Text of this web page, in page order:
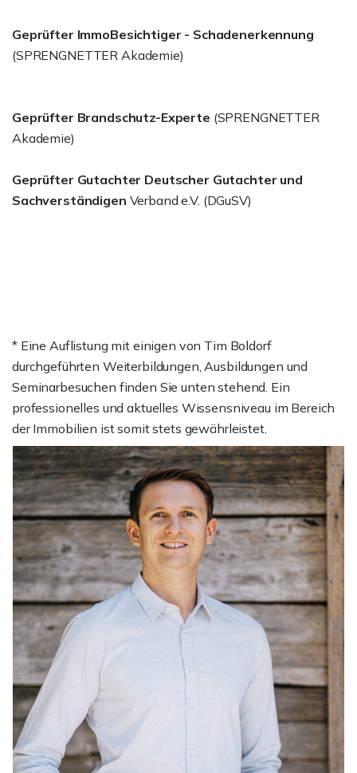
Geprüfter ImmoBesichtiger - Schadenerkennung
(SPRENGNETTER Akademie)
Geprüfter Brandschutz-Experte (SPRENGNETTER
Akademie)
Geprüfter Gutachter Deutscher Gutachter und
Sachverständigen Verband e.V. (DGuSV)
* Eine Auflistung mit einigen von Tim Boldorf
durchgeführten Weiterbildungen, Ausbildungen und
Seminarbesuchen finden Sie unten stehend. Ein
professionelles und aktuelles Wissensniveau im Bereich
der Immobilien ist somit stets gewährleistet.